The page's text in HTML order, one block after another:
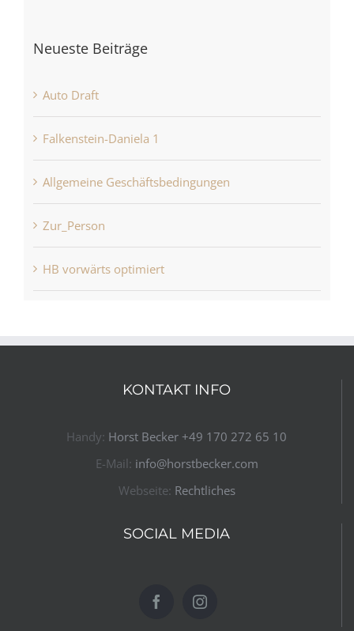
Neueste Beiträge
Auto Draft
Falkenstein-Daniela 1
Allgemeine Geschäftsbedingungen
Zur_Person
HB vorwärts optimiert
KONTAKT INFO
Handy: Horst Becker ​+49 170 272 65 10​
E-Mail: info@horstbecker.com
Webseite: Rechtliches
SOCIAL MEDIA